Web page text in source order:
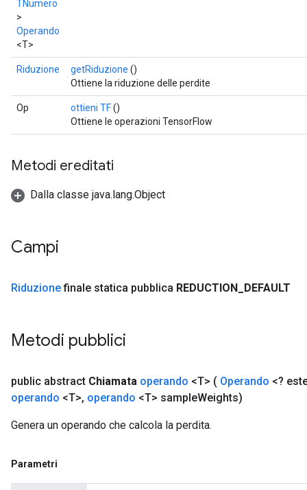
TNumero
>
Operando
<T>
Riduzione getRiduzione ()
Ottiene la riduzione delle perdite
Op ottieni TF()
Ottiene le operazioni TensorFlow
Metodi ereditati
Dalla classe java.lang.Object
Campi
Riduzionefinale statica pubblica REDUCTION DEFAULT
Metodi pubblici
public abstract Chiamata operando <T> ( Operando <?
operando <T>, operando <T> sampleWeights)
Genera un operando che calcola la perdita.
Parametri